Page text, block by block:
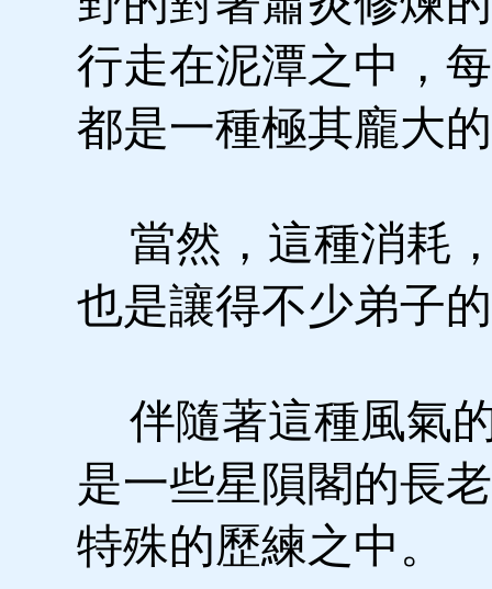
行走在泥潭之中，
都是一種極其龐大
當然，這種消耗
也是讓得不少弟子
伴隨著這種風氣
是一些星隕閣的長
特殊的歷練之中。